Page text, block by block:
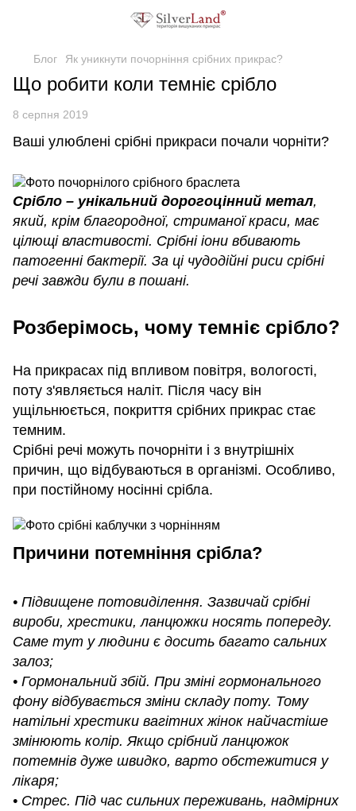
Блог Як уникнути почорніння срібних прикрас?
Що робити коли темніє срібло
8 серпня 2019
Ваші улюблені срібні прикраси почали чорніти?
Срібло – унікальний дорогоцінний метал,
який, крім благородної, стриманої краси, має
цілющі властивості. Срібні іони вбивають
патогенні бактерії. За ці чудодійні риси срібні
речі завжди були в пошані.
Розберімось, чому темніє срібло?
На прикрасах під впливом повітря, вологості,
поту з'являється наліт. Після часу він
ущільнюється, покриття срібних прикрас стає
темним.
Срібні речі можуть почорніти і з внутрішніх
причин, що відбуваються в організмі. Особливо,
при постійному носінні срібла.
Причини потемніння срібла?
• Підвищене потовиділення. Зазвичай срібні
вироби, хрестики, ланцюжки носять попереду.
Саме тут у людини є досить багато сальних
залоз;
• Гормональний збій. При зміні гормонального
фону відбувається зміни складу поту. Тому
натільні хрестики вагітних жінок найчастіше
змінюють колір. Якщо срібний ланцюжок
потемнів дуже швидко, варто обстежитися у
лікаря;
• Стрес. Під час сильних переживань, надмірних